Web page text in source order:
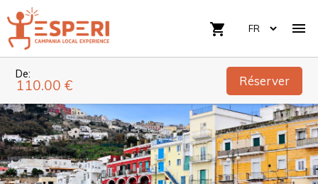

shopping_cart
De:
110.00 € Réserver